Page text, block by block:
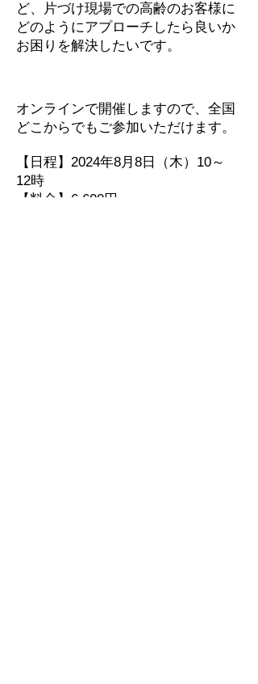
ど、片づけ現場での高齢のお客様に
どのようにアプローチしたら良いか
お困りを解決したいです。
オンラインで開催しますので、全国
どこからでもご参加いただけます。
【日程】2024年8月8日（木）10～
12時
【料金】6,600円